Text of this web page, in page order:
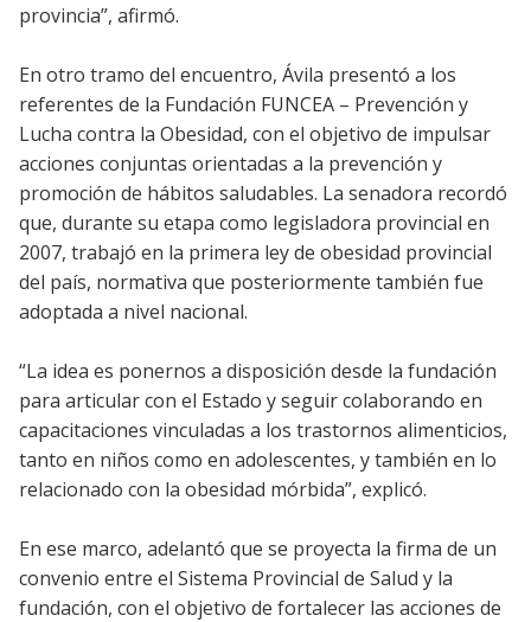
provincia”, afirmó.
En otro tramo del encuentro, Ávila presentó a los
referentes de la Fundación FUNCEA – Prevención y
Lucha contra la Obesidad, con el objetivo de impulsar
acciones conjuntas orientadas a la prevención y
promoción de hábitos saludables. La senadora recordó
que, durante su etapa como legisladora provincial en
2007, trabajó en la primera ley de obesidad provincial
del país, normativa que posteriormente también fue
adoptada a nivel nacional.
“La idea es ponernos a disposición desde la fundación
para articular con el Estado y seguir colaborando en
capacitaciones vinculadas a los trastornos alimenticios,
tanto en niños como en adolescentes, y también en lo
relacionado con la obesidad mórbida”, explicó.
En ese marco, adelantó que se proyecta la firma de un
convenio entre el Sistema Provincial de Salud y la
fundación, con el objetivo de fortalecer las acciones de